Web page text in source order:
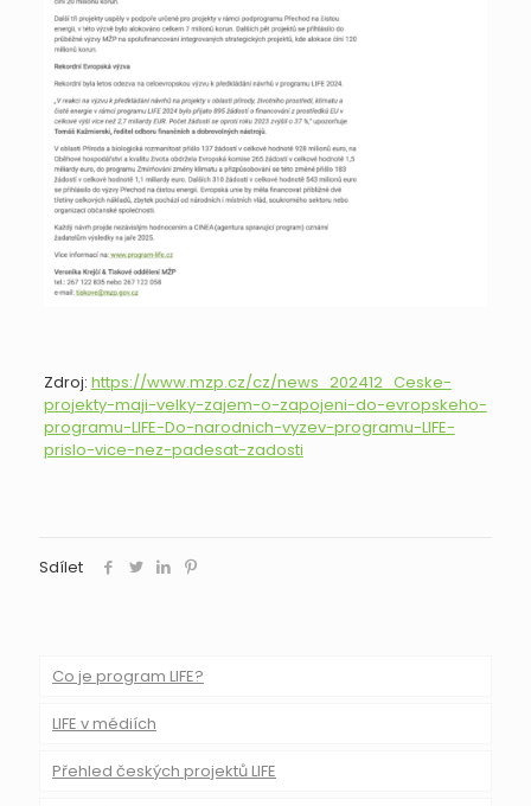
Zdroj: https://www.mzp.cz/cz/news_202412_Ceske-
projekty-maji-velky-zajem-o-zapojeni-do-evropskeho-
programu-LIFE-Do-narodnich-vyzev-programu-LIFE-
prislo-vice-nez-padesat-zadosti
Sdílet
Co je program LIFE?
LIFE v médiích
Přehled českých projektů LIFE